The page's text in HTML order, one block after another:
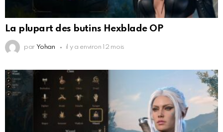
La plupart des butins Hexblade OP
par Yohan il y a environ 12 mois